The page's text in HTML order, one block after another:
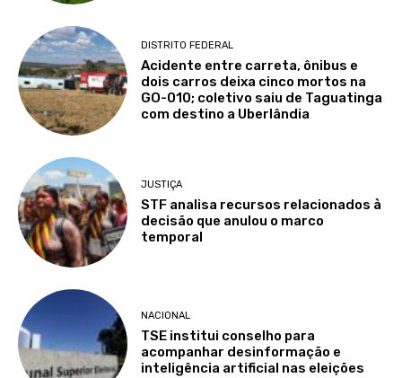
DISTRITO FEDERAL
Acidente entre carreta, ônibus e
dois carros deixa cinco mortos na
GO-010; coletivo saiu de Taguatinga
com destino a Uberlândia
JUSTIÇA
STF analisa recursos relacionados à
decisão que anulou o marco
temporal
NACIONAL
TSE institui conselho para
acompanhar desinformação e
inteligência artificial nas eleições